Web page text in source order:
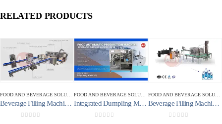
RELATED PRODUCTS
FOOD AND BEVERAGE SOLUTIONS ,MESIN PENGISIAN AIR
Beverage Filling Machine Otomatis 600 Bph
FOOD AND BEVERAGE SOLUTIONS ,FOOD AUTOMATIC
Integrated Dumpling Machine XSJ10B
FOOD AND BEVERAGE SOLUTIONS
Beverage Filling Machine Otomatis 8000/12000Bph Type 3IN1CGF24-24-8
© AJIPower Copyright 2023. All Rights Reserved.